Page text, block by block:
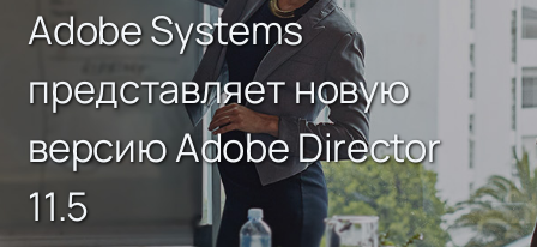
Adobe Systems
представляет новую
версию Adobe Director
11.5